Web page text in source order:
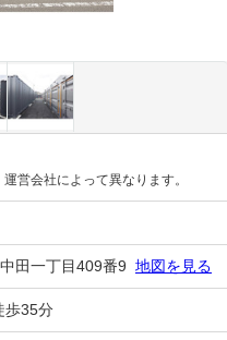
営会社によって異なります。
田一丁目409番9 地図を見る
歩35分